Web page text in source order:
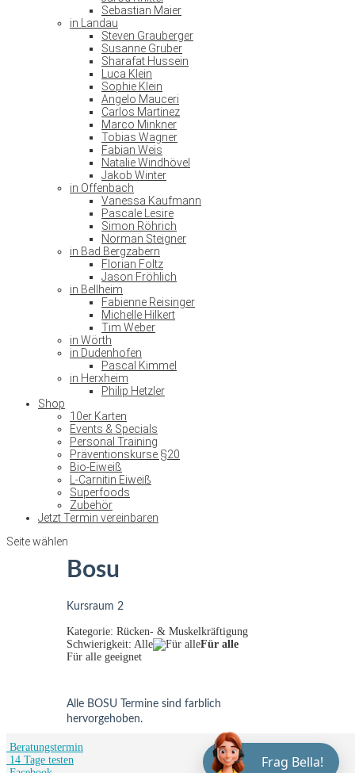
Sebastian Maier
in Landau
Steven Grauberger
Susanne Gruber
Sharafat Hussein
Luca Klein
Sophie Klein
Angelo Mauceri
Carlos Martinez
Marco Minkner
Tobias Wagner
Fabian Weis
Natalie Windhövel
Jakob Winter
in Offenbach
Vanessa Kaufmann
Pascale Lesire
Simon Röhrich
Norman Steigner
in Bad Bergzabern
Florian Foltz
Jason Fröhlich
in Bellheim
Fabienne Reisinger
Michelle Hilkert
Tim Weber
in Wörth
in Dudenhofen
Pascal Kimmel
in Herxheim
Philip Hetzler
Shop
10er Karten
Events & Specials
Personal Training
Präventionskurse §20
Bio-Eiweiß
L-Carnitin Eiweiß
Superfoods
Zubehör
Jetzt Termin vereinbaren
Seite wählen
Bosu
Kursraum 2
Kategorie: Rücken- & Muskelkräftigung
Schwierigkeit: Alle
Für alle
Für alle geeignet
Alle BOSU Termine sind farblich
hervorgehoben.
Beratungstermin
14 Tage testen
Frag Bella!